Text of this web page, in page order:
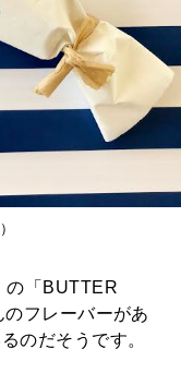
の「BUTTER
フレーバーがあ
のだそうです。